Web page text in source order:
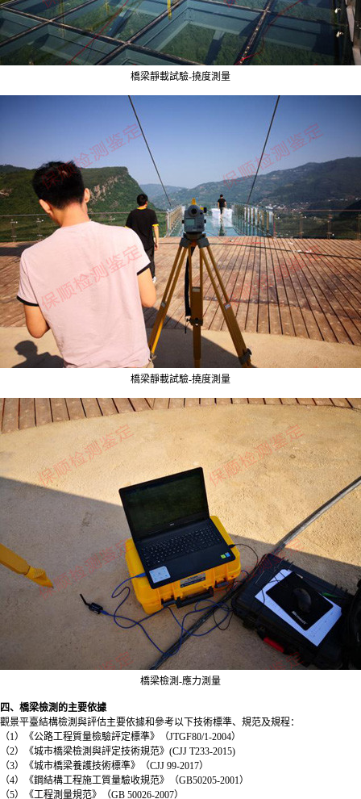
橋梁靜載試驗-撓度測量
橋梁靜載試驗-撓度測量
橋梁檢測-應力測量
四、橋梁檢測的主要依據
觀景平臺結構檢測與評估主要依據和參考以下技術標準、規范及規程：
（1）《公路工程質量檢驗評定標準》（JTGF80/1-2004）
（2）《城市橋梁檢測與評定技術規范》(CJJ T233-2015)
（3）《城市橋梁養護技術標準》（CJJ 99-2017）
（4）《鋼結構工程施工質量驗收規范》（GB50205-2001）
（5）《工程測量規范》（GB 50026-2007）